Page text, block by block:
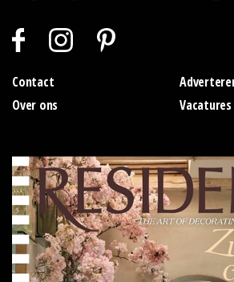
Contact
Over ons
Vacatures